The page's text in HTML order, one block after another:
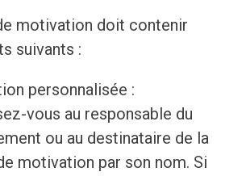
motivation doit contenir
suivants :
personnalisée :
vous au responsable du
ou au destinataire de la
motivation par son nom. Si